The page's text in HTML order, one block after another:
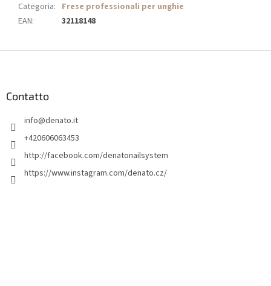
Categoria: Frese professionali per unghie
EAN: 32118148
Contatto
info@denato.it
+420606063453
http://facebook.com/denatonailsystem
https://www.instagram.com/denato.cz/